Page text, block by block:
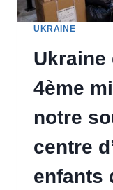
UKRAINE
Ukraine
4ème
notre
centre
enfants